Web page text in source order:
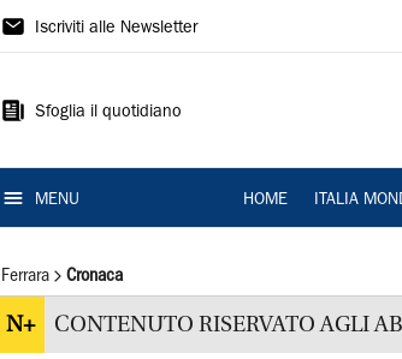
La
Ferrara
Iscriviti alle Newsletter
Sfoglia il quotidiano
MENU HOME ITALIA
Ferrara Cronaca
N+ CONTENUTO RISERVATO AGLI